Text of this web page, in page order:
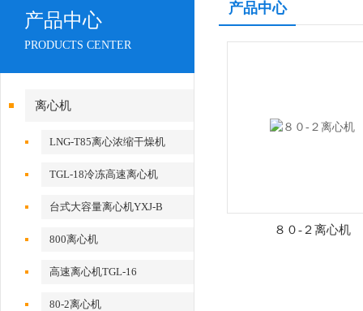
产品中心
PRODUCTS CENTER
离心机
LNG-T85离心浓缩干燥机
TGL-18冷冻高速离心机
台式大容量离心机YXJ-B
800离心机
高速离心机TGL-16
80-2离心机
产品中心
８０-２离心机